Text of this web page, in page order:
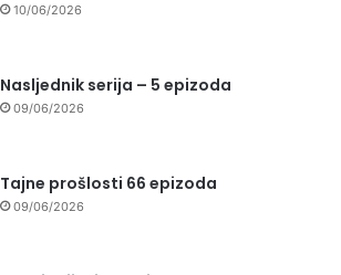
10/06/2026
Nasljednik serija – 5 epizoda
09/06/2026
Tajne prošlosti 66 epizoda
09/06/2026